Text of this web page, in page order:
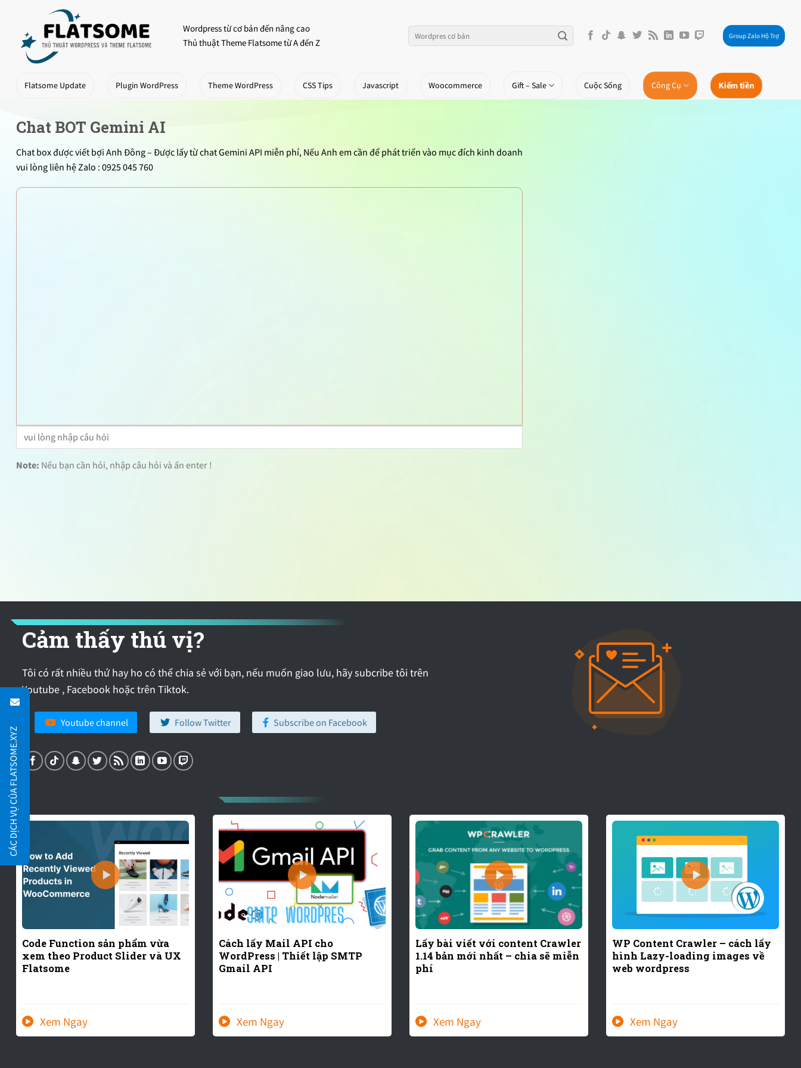
content
Wordpress từ cơ bản đến nâng cao
Thủ thuật Theme Flatsome từ A đến Z
Group Zalo Hộ Trợ
Flatsome Update Plugin WordPress Theme WordPress CSS Tips Javascript Woocommerce Gift – Sale Cuộc Sống Công Cụ Kiếm tiền
Chat BOT Gemini AI
Chat box được viết bợi Anh Đông – Được lấy từ chat Gemini API miễn phí, Nếu Anh em cần để phát triển vào mục đích kinh doanh
vui lòng liên hệ Zalo : 0925 045 760
Note: Nếu bạn cần hỏi, nhập câu hỏi và ấn enter !
Cảm thấy thú vị?
Tôi có rất nhiều thứ hay ho có thể chia sẻ với bạn, nếu muốn giao lưu, hãy subcribe tôi trên
Youtube , Facebook hoặc trên Tiktok.
Youtube channel Follow Twitter Subscribe on Facebook
Code Function sản phẩm vừa
xem theo Product Slider và UX
Flatsome
Cách lấy Mail API cho
WordPress | Thiết lập SMTP
Gmail API
Lấy bài viết với content Crawler
1.14 bản mới nhất – chia sẽ miễn
phí
WP Content Crawler – cách lấy
hình Lazy-loading images về
web wordpress
CÁC DỊCH VỤ CỦA FLATSOME.XYZ